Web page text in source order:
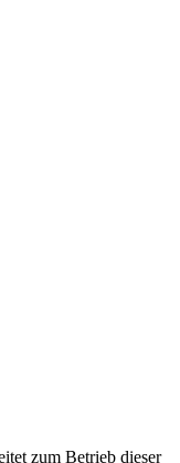
zum Betrieb dieser